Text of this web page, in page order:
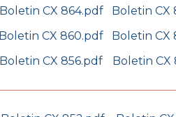
Boletin CX 864.pdf
Boletin CX
Boletin CX 860.pdf
Boletin CX
Boletin CX 856.pdf Boletin CX